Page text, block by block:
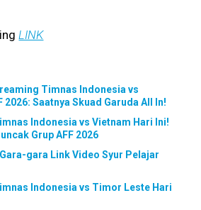
LINK
Timnas Indonesia vs
2026: Saatnya Skuad Garuda All In!
Indonesia vs Vietnam Hari Ini!
Grup AFF 2026
gara Link Video Syur Pelajar
Indonesia vs Timor Leste Hari